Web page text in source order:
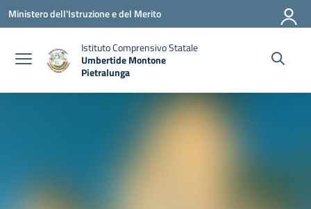
Vai ai contenuti
Vai al menu di navigazione
Vai al footer
Ministero dell'Istruzione e del Merito
Istituto Comprensivo Statale
Umbertide Montone
Pietralunga